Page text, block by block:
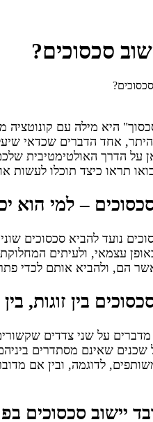
סכסוכים?
היא מילה עם
היתר, אחד הדברים שכדאי
על הדרך האולטימטיבית
תראו כיצד תוכלו לעשות
– למי הוא
נועד להביא סכסוכים
עצמאי, ולעיתים
הם, ולהביא אותם לכדי
בין זוגות,
מדברים על שני צדדים
שכנים שאינם מסתדרים
לדוגמה, ובין אם
יישוב סכסוכים